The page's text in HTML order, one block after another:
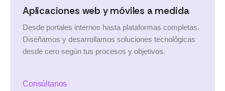
Aplicaciones web y móviles a medida
Desde portales internos hasta plataformas completas.
Diseñamos y desarrollamos soluciones tecnológicas
desde cero según tus procesos y objetivos.
Consúltanos